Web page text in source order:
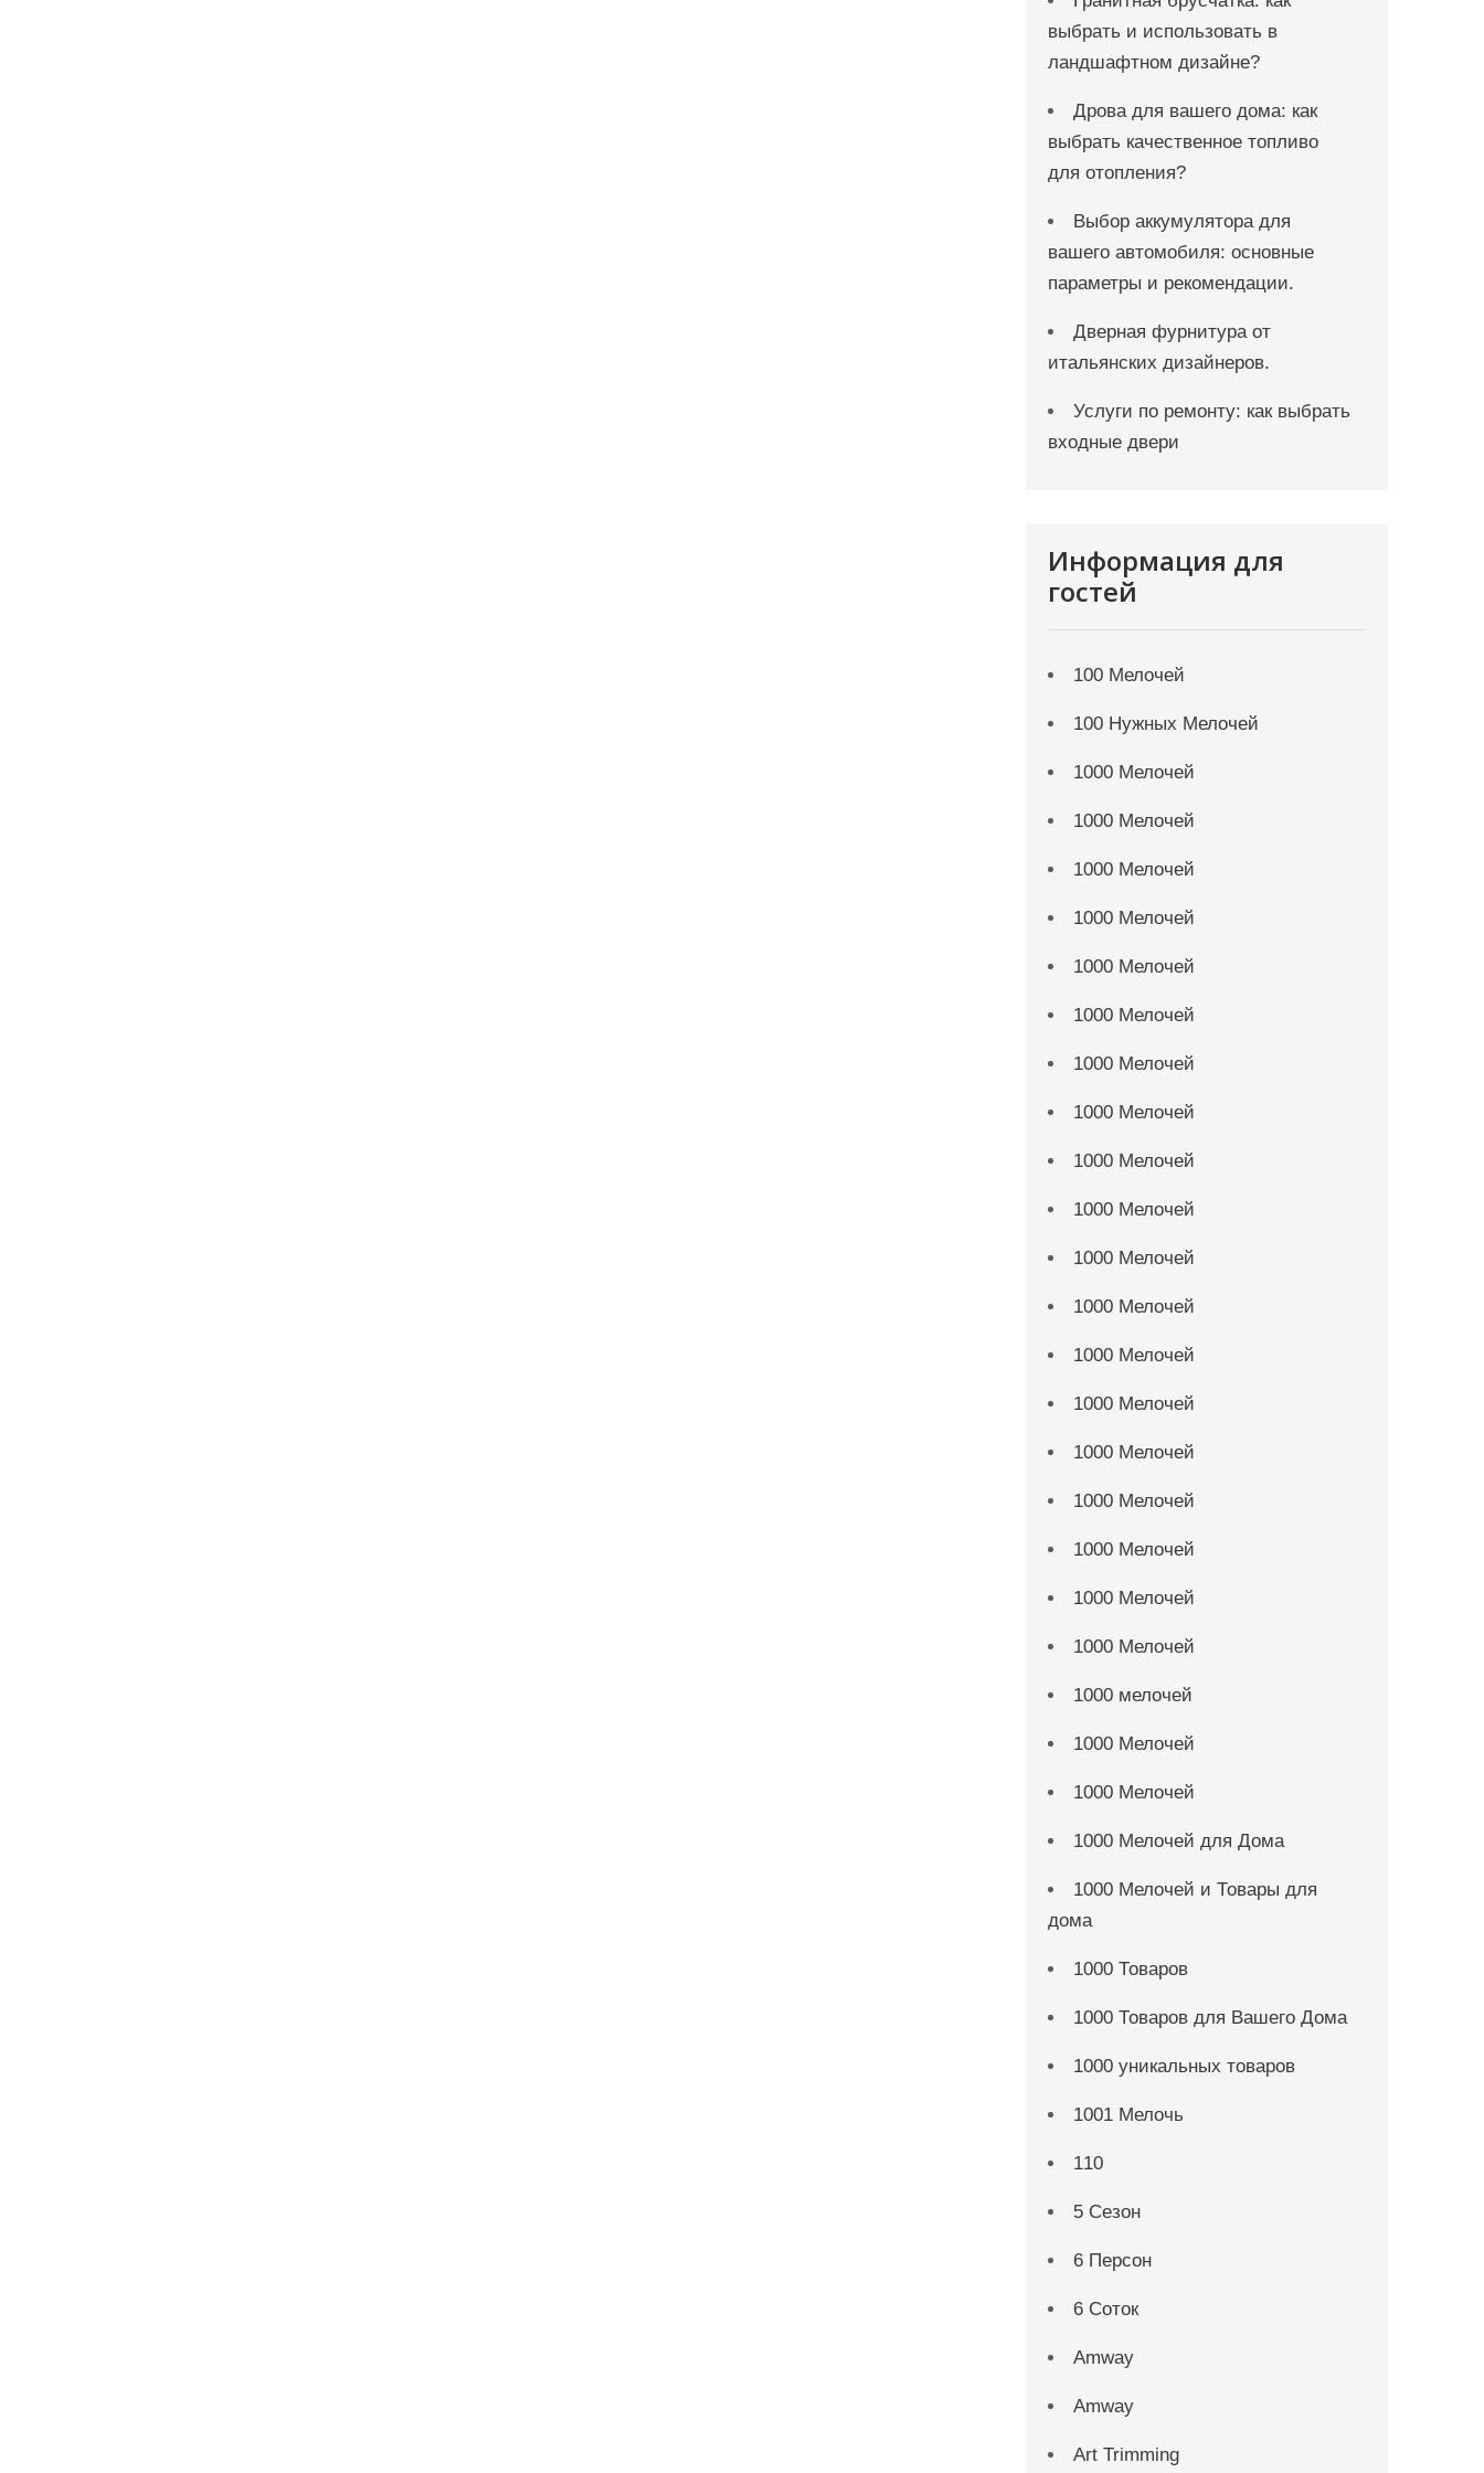
выбрать и использовать в
ландшафтном дизайне?
Дрова для вашего дома: как
выбрать качественное топливо
для отопления?
Выбор аккумулятора для
вашего автомобиля: основные
параметры и рекомендации.
Дверная фурнитура от
итальянских дизайнеров.
Услуги по ремонту: как выбрать
входные двери
Информация для
гостей
100 Мелочей
100 Нужных Мелочей
1000 Мелочей
1000 Мелочей
1000 Мелочей
1000 Мелочей
1000 Мелочей
1000 Мелочей
1000 Мелочей
1000 Мелочей
1000 Мелочей
1000 Мелочей
1000 Мелочей
1000 Мелочей
1000 Мелочей
1000 Мелочей
1000 Мелочей
1000 Мелочей
1000 Мелочей
1000 Мелочей
1000 Мелочей
1000 мелочей
1000 Мелочей
1000 Мелочей
1000 Мелочей для Дома
1000 Мелочей и Товары для
дома
1000 Товаров
1000 Товаров для Вашего Дома
1000 уникальных товаров
1001 Мелочь
110
5 Сезон
6 Персон
6 Соток
Amway
Amway
Art Trimming